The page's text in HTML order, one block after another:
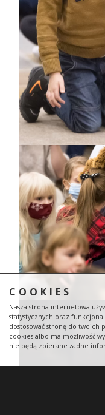
COOKIES
Nasza strona internetowa
statystycznych oraz
dostosować stronę do twoich
cookies albo ma możliwość
nie będą zbierane żadne